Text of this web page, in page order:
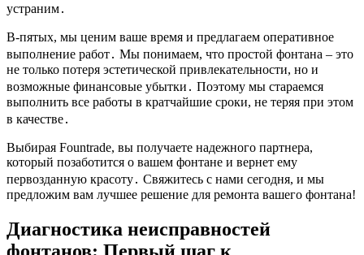
устраним․
В-пятых, мы ценим ваше время и предлагаем оперативное
выполнение работ․ Мы понимаем, что простой фонтана – это
не только потеря эстетической привлекательности, но и
возможные финансовые убытки․ Поэтому мы стараемся
выполнить все работы в кратчайшие сроки, не теряя при этом
в качестве․
Выбирая Fountrade, вы получаете надежного партнера,
который позаботится о вашем фонтане и вернет ему
первозданную красоту․ Свяжитесь с нами сегодня, и мы
предложим вам лучшее решение для ремонта вашего фонтана!
Диагностика неисправностей